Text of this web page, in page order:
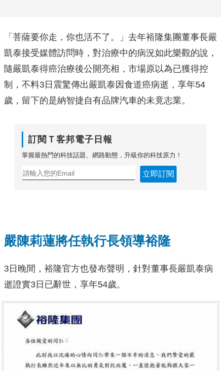
「菩薩要你走，你也活不了。」去年裕隆集團董事長嚴
凱泰接受媒體訪問時，對治療中的病況如此樂觀的說，
隨嚴凱泰得癌治療後公開亮相，市場原以為已獲得控
制，不料3日震驚傳出嚴凱泰因食道癌病逝，享年54
歲，留下的是納智捷自有品牌汽車的未竟志業。
訂閱Ｔ客邦電子日報
掌握最熱門的科技話題、網路動態，升級你的科技原力！
立即訂閱
嚴陳莉蓮將任執行長領導裕隆
3日晚間，裕隆官方也發布聲明，針對董事長嚴凱泰病
逝證實3日已辭世，享年54歲。